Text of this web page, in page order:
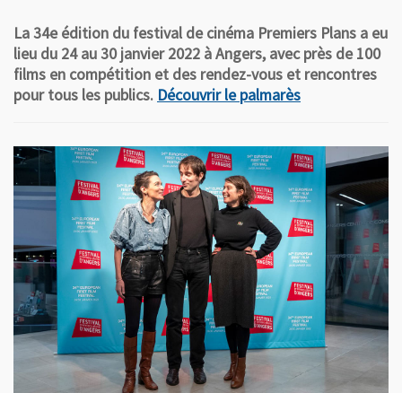
La 34e édition du festival de cinéma Premiers Plans a eu
lieu du 24 au 30 janvier 2022 à Angers, avec près de 100
films en compétition et des rendez-vous et rencontres
pour tous les publics. Découvrir le palmarès